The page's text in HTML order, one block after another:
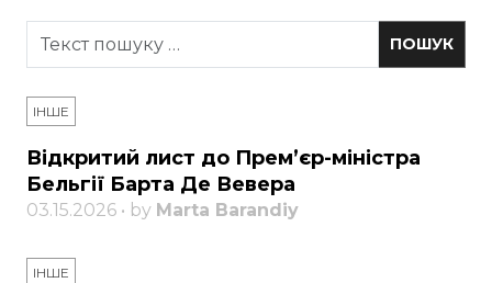
ІНШЕ
Відкритий лист до Прем’єр-міністра
Бельгії Барта Де Вевера
03.15.2026 • by Marta Barandiy
ІНШЕ